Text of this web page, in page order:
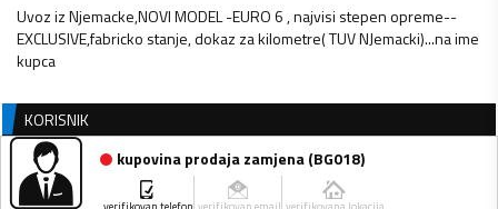
Uvoz iz Njemacke,NOVI MODEL -EURO 6 , najvisi stepen opreme--
EXCLUSIVE,fabricko stanje, dokaz za kilometre( TUV NJemacki)...na ime
kupca
KORISNIK
kupovina prodaja zamjena(BG018)